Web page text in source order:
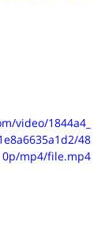
video/1844a4_
48
0p/mp4/file.mp4